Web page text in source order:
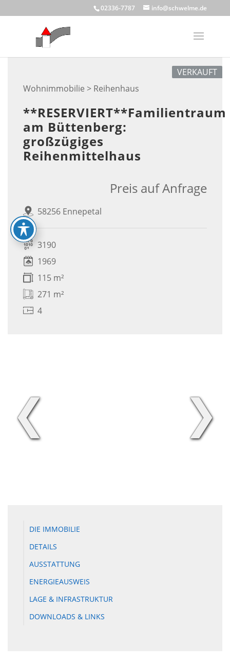
to
02336-7787 info@schwelme.de
Wohnimmobilie > Reihenhaus
VERKAUFT
**RESERVIERT**Familientraum
am Büttenberg:
großzügiges
Reihenmittelhaus
58256 Ennepetal
Preis auf Anfrage
3190
1969
115 m²
271 m²
4
❮ ❯
DIE IMMOBILIE
DETAILS
AUSSTATTUNG
ENERGIEAUSWEIS
LAGE & INFRASTRUKTUR
DOWNLOADS & LINKS